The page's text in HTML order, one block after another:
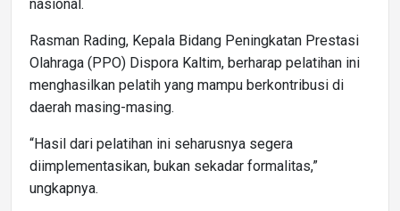
nasional.
Rasman Rading, Kepala Bidang Peningkatan Prestasi
Olahraga (PPO) Dispora Kaltim, berharap pelatihan ini
menghasilkan pelatih yang mampu berkontribusi di
daerah masing-masing.
“Hasil dari pelatihan ini seharusnya segera
diimplementasikan, bukan sekadar formalitas,”
ungkapnya.